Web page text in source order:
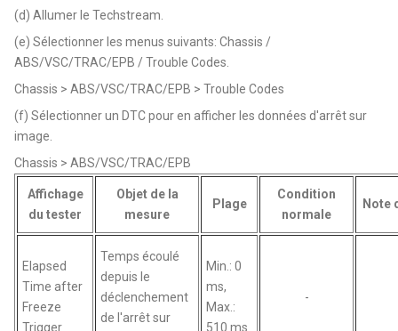
(d) Allumer le Techstream.
(e) Sélectionner les menus suivants: Chassis /
ABS/VSC/TRAC/EPB / Trouble Codes.
Chassis > ABS/VSC/TRAC/EPB > Trouble Codes
(f) Sélectionner un DTC pour en afficher les données d'arrêt sur
image.
Chassis > ABS/VSC/TRAC/EPB
Affichage
du tester
Objet de la
mesure
Plage
Condition
normale
Note
Elapsed
Time after
Freeze
Trigger
Temps écoulé
depuis le
déclenchement
de l'arrêt sur
Min.: 0
ms,
Max.:
510 ms
-